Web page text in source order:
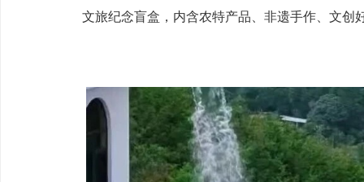
文旅纪念盲盒，内含农特产品、非遗手作、文创